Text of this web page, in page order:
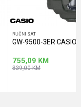
RUČNI SAT
GW-9500-3ER CASIO
755,09 KM
839,00KM